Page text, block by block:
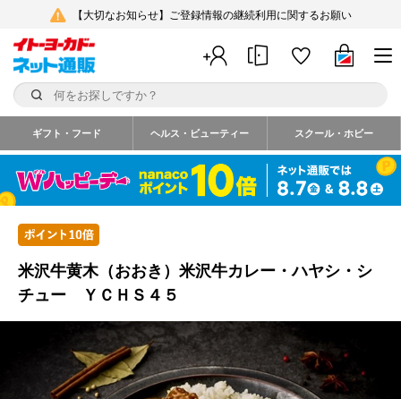
【大切なお知らせ】ご登録情報の継続利用に関するお願い
ギフト・フード ヘルス・ビューティー スクール・ホビー
米沢牛黄木（おおき）米沢牛カレー・ハヤシ・シ
チュー ＹＣＨＳ４５